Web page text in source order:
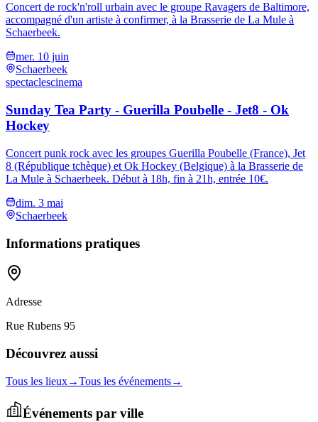
Concert de rock'n'roll urbain avec le groupe Ravagers de Baltimore,
accompagné d'un artiste à confirmer, à la Brasserie de La Mule à
Schaerbeek.
mer. 10 juin
Schaerbeek
spectaclescinema
Sunday Tea Party - Guerilla Poubelle - Jet8 - Ok
Hockey
Concert punk rock avec les groupes Guerilla Poubelle (France), Jet
8 (République tchèque) et Ok Hockey (Belgique) à la Brasserie de
La Mule à Schaerbeek. Début à 18h, fin à 21h, entrée 10€.
dim. 3 mai
Schaerbeek
Informations pratiques
Adresse
Rue Rubens 95
Découvrez aussi
Tous les lieux→Tous les événements→
Événements par ville